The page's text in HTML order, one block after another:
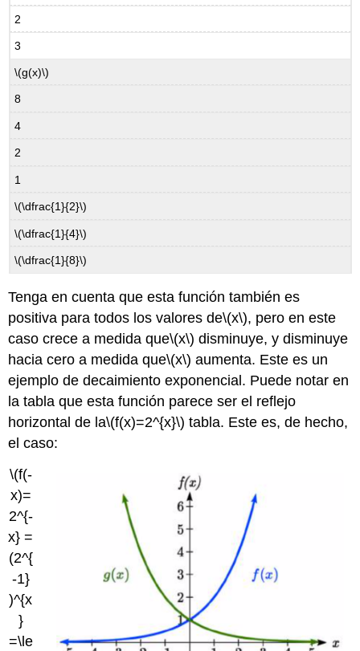
2
3
\(g(x)\)
8
4
2
1
\(\dfrac{1}{2}\)
\(\dfrac{1}{4}\)
\(\dfrac{1}{8}\)
Tenga en cuenta que esta función también es
positiva para todos los valores de\(x\), pero en este
caso crece a medida que\(x\) disminuye, y disminuye
hacia cero a medida que\(x\) aumenta. Este es un
ejemplo de decaimiento exponencial. Puede notar en
la tabla que esta función parece ser el reflejo
horizontal de la\(f(x)=2^{x}\) tabla. Este es, de hecho,
el caso:
\(f(-
x)=
2^{-
x} =
(2^{
-1}
)^{x
}
=\le